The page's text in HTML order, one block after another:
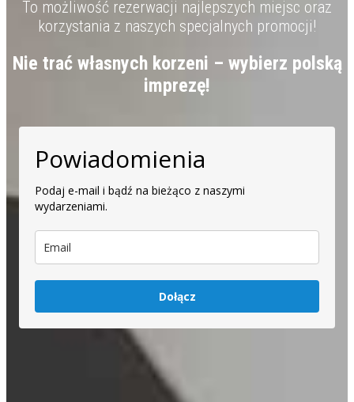
To możliwość rezerwacji najlepszych miejsc oraz
korzystania z naszych specjalnych promocji!
Nie trać własnych korzeni – wybierz polską
imprezę!
Powiadomienia
Podaj e-mail i bądź na bieżąco z naszymi
wydarzeniami.
Dołącz